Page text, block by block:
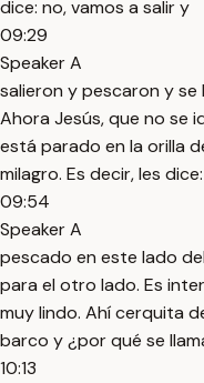
dice: no, vamos a salir y
09:29
Speaker A
salieron y pescaron y
Ahora Jesús, que no se
está parado en la orilla
milagro. Es decir, les
09:54
Speaker A
pescado en este lado
para el otro lado. Es
muy lindo. Ahí cerquita
barco y ¿por qué se
10:13